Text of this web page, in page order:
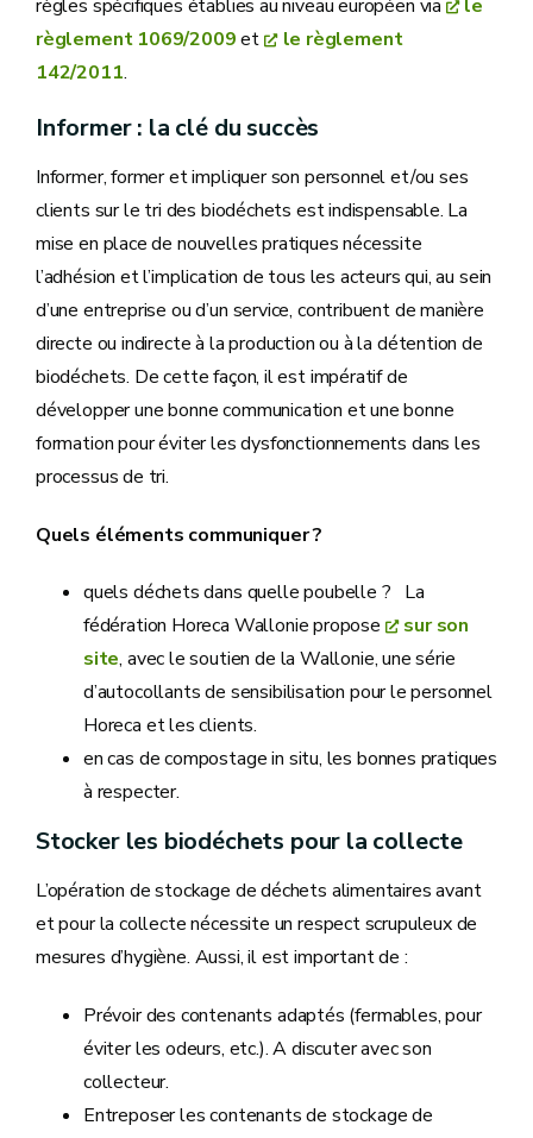
règles spécifiques établies au niveau européen via
le
règlement 1069/2009et
le règlement
142/2011.
Informer : la clé du succès
Informer, former et impliquer son personnel et/ou ses
clients sur le tri des biodéchets est indispensable. La
mise en place de nouvelles pratiques nécessite
l’adhésion et l’implication de tous les acteurs qui, au sein
d’une entreprise ou d’un service, contribuent de manière
directe ou indirecte à la production ou à la détention de
biodéchets. De cette façon, il est impératif de
développer une bonne communication et une bonne
formation pour éviter les dysfonctionnements dans les
processus de tri.
Quels éléments communiquer ?
quels déchets dans quelle poubelle ? La
fédération Horeca Wallonie propose
sur son
site, avec le soutien de la Wallonie, une série
d’autocollants de sensibilisation pour le personnel
Horeca et les clients.
en cas de compostage in situ, les bonnes pratiques
à respecter.
Stocker les biodéchets pour la collecte
L’opération de stockage de déchets alimentaires avant
et pour la collecte nécessite un respect scrupuleux de
mesures d’hygiène. Aussi, il est important de :
Prévoir des contenants adaptés (fermables, pour
éviter les odeurs, etc.). A discuter avec son
collecteur.
Entreposer les contenants de stockage de